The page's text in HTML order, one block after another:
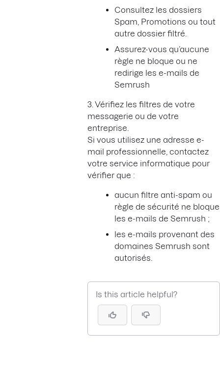
Consultez les dossiers
Spam, Promotions ou tout
autre dossier filtré.
Assurez-vous qu’aucune
règle ne bloque ou ne
redirige les e-mails de
Semrush
3. Vérifiez les filtres de votre
messagerie ou de votre
entreprise.
Si vous utilisez une adresse e-
mail professionnelle, contactez
votre service informatique pour
vérifier que :
aucun filtre anti-spam ou
règle de sécurité ne bloque
les e-mails de Semrush ;
les e-mails provenant des
domaines Semrush sont
autorisés.
Is this article helpful?